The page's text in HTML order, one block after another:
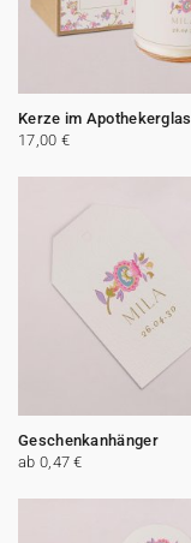
Kerze im Apothekerglas
17,00 €
Geschenkanhänger
ab 0,47 €